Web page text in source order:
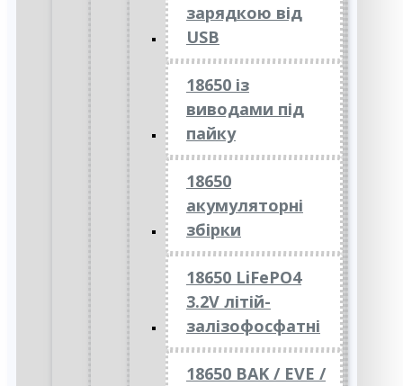
зарядкою від
USB
18650 із
виводами під
пайку
18650
акумуляторні
збірки
18650 LiFePO4
3.2V літій-
залізофосфатні
18650 BAK / EVE /